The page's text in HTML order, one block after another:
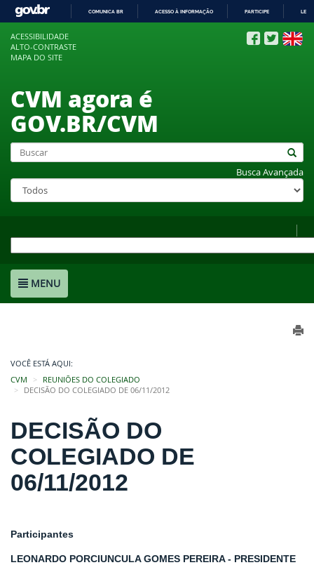
COMUNICA BR ACESSO À INFORMAÇÃO PARTICIPE
ACESSIBILIDADE
ALTO-CONTRASTE
MAPA DO SITE
CVM agora é
GOV.BR/CVM
Busca Avançada
MENU
VOCÊ ESTÁ AQUI:
CVM
REUNIÕES DO COLEGIADO
DECISÃO DO COLEGIADO DE 06/11/2012
DECISÃO DO
COLEGIADO DE
06/11/2012
Participantes
LEONARDO PORCIUNCULA GOMES PEREIRA - PRESIDENTE